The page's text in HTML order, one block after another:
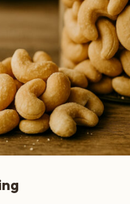
& Maaltijden